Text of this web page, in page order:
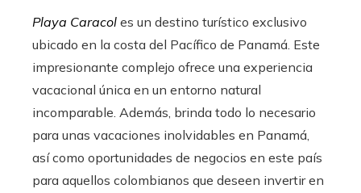
Playa Caracol es un destino turístico exclusivo
ubicado en la costa del Pacífico de Panamá. Este
impresionante complejo ofrece una experiencia
vacacional única en un entorno natural
incomparable. Además, brinda todo lo necesario
para unas vacaciones inolvidables en Panamá,
así como oportunidades de negocios en este país
para aquellos colombianos que deseen invertir en